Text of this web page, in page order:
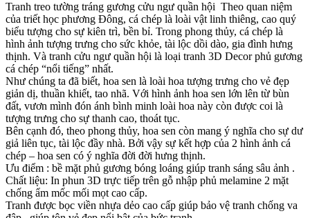
Tranh treo tường tráng gương cửu ngư quần hội Theo quan niệm
của triết học phương Đông, cá chép là loài vật linh thiêng, cao quý
biểu tượng cho sự kiên trì, bền bỉ. Trong phong thủy, cá chép là
hình ảnh tượng trưng cho sức khỏe, tài lộc dồi dào, gia đình hưng
thịnh. Và tranh cửu ngư quần hội là loại tranh 3D Decor phủ gương
cá chép “nổi tiếng” nhất.
Như chúng ta đã biết, hoa sen là loài hoa tượng trưng cho vẻ đẹp
giản dị, thuần khiết, tao nhã. Với hình ảnh hoa sen lớn lên từ bùn
đất, vươn mình đón ánh bình minh loài hoa này còn được coi là
tượng trưng cho sự thanh cao, thoát tục.
Bên cạnh đó, theo phong thủy, hoa sen còn mang ý nghĩa cho sự dư
giả liên tục, tài lộc đầy nhà. Bởi vậy sự kết hợp của 2 hình ảnh cá
chép – hoa sen có ý nghĩa đời đời hưng thịnh.
Ưu điểm : bề mặt phủ gương bóng loáng giúp tranh sáng sâu ảnh .
Chất liệu: In phun 3D trực tiếp trên gỗ nhập phủ melamine 2 mặt
chống ẩm mốc mối mọt cao cấp.
Tranh được bọc viền nhựa dẻo cao cấp giúp bảo vệ tranh chống va